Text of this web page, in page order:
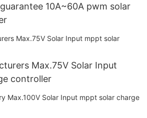
10A~60A pwm solar
Max.75V Solar Input
controller